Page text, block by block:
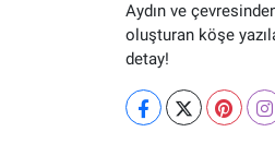
Aydın ve
oluşturan köşe
detay!